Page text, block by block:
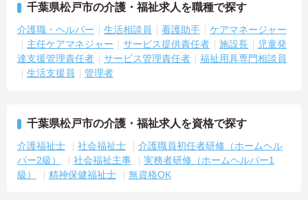
千葉県松戸市の介護・福祉求人を職種で探す
介護職・ヘルパー 生活相談員 看護助手
ケアマネージャー
主任ケアマネジャー
サービス提供責任者 施設長
児童発
達支援管理責任者
サービス管理責任者
福祉用具専門相談員
生活支援員
管理者
千葉県松戸市の介護・福祉求人を資格で探す
介護福祉士 社会福祉士
介護職員初任者研修（ホームヘル
パー2級）
社会福祉主事
実務者研修（ホームヘルパー1
級）
精神保健福祉士 無資格OK